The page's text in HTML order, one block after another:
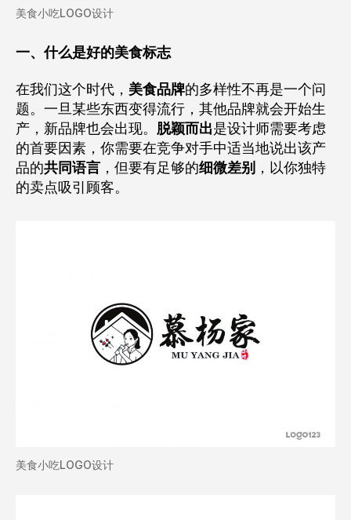
美食小吃LOGO设计
一、什么是好的美食标志
在我们这个时代， 美食品牌的多样性不再是一个问
题。一旦某些东西变得流行，其他品牌就会开始生
产，新品牌也会出现。 脱颖而出是设计师需要考虑
的首要因素，你需要在竞争对手中适当地说出该产
品的共同语言 ，但要有足够的细微差别 ，以你独特
的卖点吸引顾客。
美食小吃LOGO设计